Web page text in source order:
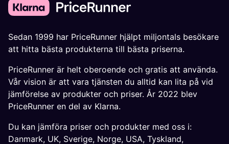
Sedan 1999 har PriceRunner hjälpt miljontals besökare
att hitta bästa produkterna till bästa priserna.
PriceRunner är helt oberoende och gratis att använda.
Vår vision är att vara tjänsten du alltid kan lita på vid
jämförelse av produkter och priser. År 2022 blev
PriceRunner en del av Klarna.
Du kan jämföra priser och produkter med oss i:
Danmark, UK, Sverige, Norge, USA, Tyskland,